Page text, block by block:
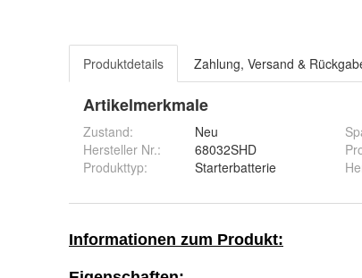
Produktdetails Zahlung, Versand &
Artikelmerkmale
Zustand:
Neu
Hersteller Nr.:
68032SHD
Produkttyp: Starterbatterie